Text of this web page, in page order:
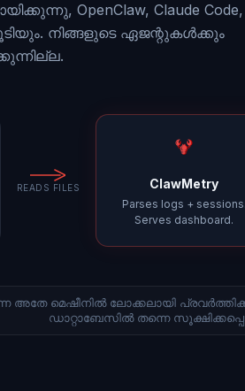
OpenClaw, Claude Code,
നിങ്ങളുടെ ഏജന്റുകൾക്കും
READS FILES ClawMetry
Parses logs + sessions.
Serves dashboard.
അതേ മെഷീനിൽ ലോക്കലായി
ഡാറ്റാബേസിൽ തന്നെ